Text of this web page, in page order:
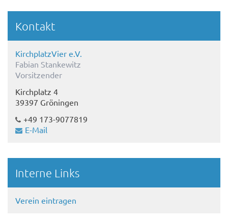
Kontakt
KirchplatzVier e.V.
Fabian Stankewitz
Vorsitzender
Kirchplatz 4
39397 Gröningen
+49 173-9077819
E-Mail
Interne Links
Verein eintragen